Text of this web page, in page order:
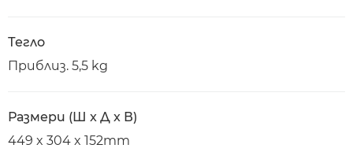
Тегло
Приблиз. 5,5 kg
Размери (Ш x Д x В)
449 x 304 x 152mm